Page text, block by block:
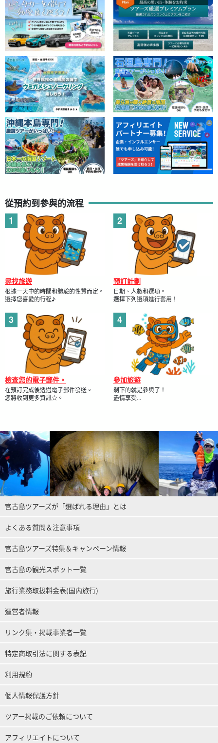
從預約到參與的流程
尋找旅遊
根據一天中的時間和體驗的性質而定。
選擇您喜愛的行程♪
預訂計劃
日期、人數和選項。
選擇下列選項進行套用！
檢查您的電子郵件。
在預訂完成後透過電子郵件發送。
您將收到更多資訊☆。
參加旅遊
剩下的就是參與了！
盡情享受...
宮古島ツアーズが「選ばれる理由」とは
よくある質問＆注意事項
宮古島ツアーズ特集＆キャンペーン情報
宮古島の観光スポット一覧
旅行業務取扱料金表(国内旅行)
運営者情報
リンク集・掲載事業者一覧
特定商取引法に関する表記
利用規約
個人情報保護方針
ツアー掲載のご依頼について
アフィリエイトについて